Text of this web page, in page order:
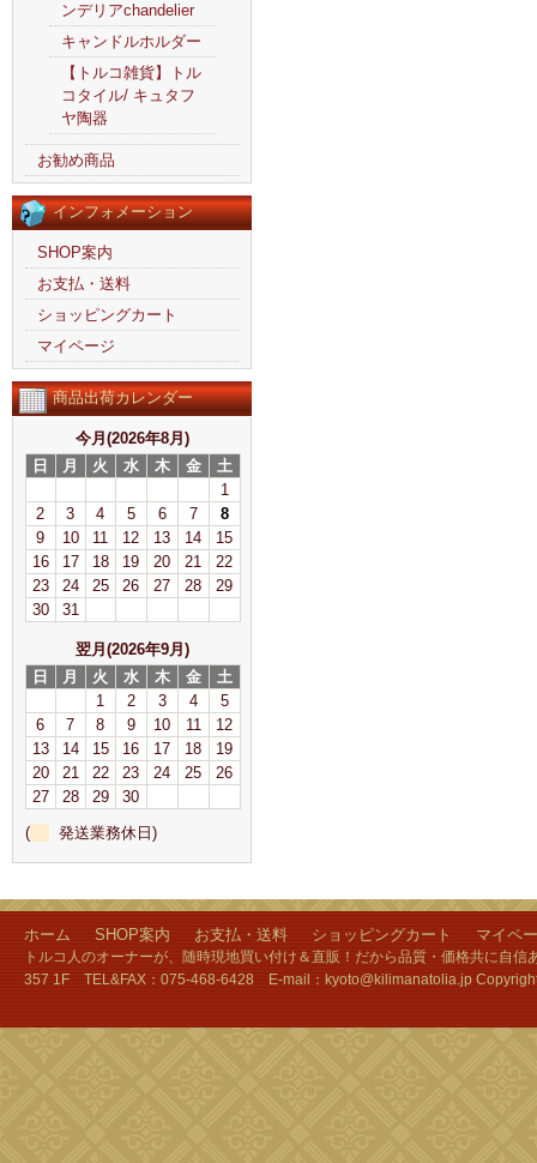
ンデリアchandelier
キャンドルホルダー
【トルコ雑貨】トル
コタイル/ キュタフ
ヤ陶器
お勧め商品
インフォメーション
SHOP案内
お支払・送料
ショッピングカート
マイページ
商品出荷カレンダー
今月(2026年8月)
日
月 火 水 木 金
土
1
2
3 4 5 6 7
8
9
10 11 12 13 14
15
16
17 18 19 20 21
22
23
24 25 26 27 28
29
30
31
翌月(2026年9月)
日
月 火 水 木 金
土
1
2 3 4
5
6
7 8 9 10 11
12
13
14 15 16 17 18
19
20
21 22 23 24 25
26
27
28 29
30
(
発送業務休日)
ホーム SHOP案内 お支払・送料 ショッピングカート マイペ
トルコ人のオーナーが、随時現地買い付け＆直販！だから品質・価格共に自
357 1F TEL&FAX：075-468-6428 E-mail：kyoto@kilimanatolia.jp